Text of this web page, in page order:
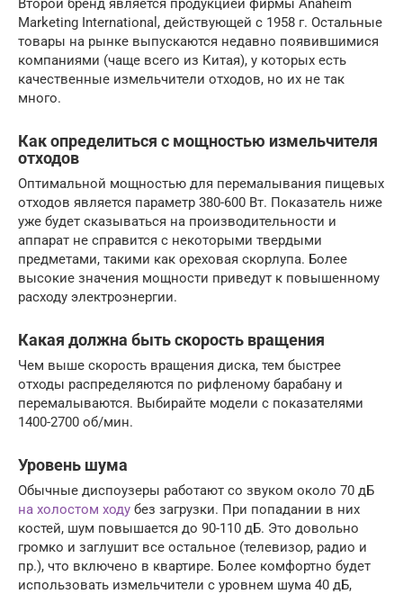
Marketing International, действующей с 1958 г. Остальные
товары на рынке выпускаются недавно появившимися
компаниями (чаще всего из Китая), у которых есть
качественные измельчители отходов, но их не так
много.
Как определиться с мощностью измельчителя
отходов
Оптимальной мощностью для перемалывания пищевых
отходов является параметр 380-600 Вт. Показатель ниже
уже будет сказываться на производительности и
аппарат не справится с некоторыми твердыми
предметами, такими как ореховая скорлупа. Более
высокие значения мощности приведут к повышенному
расходу электроэнергии.
Какая должна быть скорость вращения
Чем выше скорость вращения диска, тем быстрее
отходы распределяются по рифленому барабану и
перемалываются. Выбирайте модели с показателями
1400-2700 об/мин.
Уровень шума
Обычные диспоузеры работают со звуком около 70 дБ
на холостом ходу без загрузки. При попадании в них
костей, шум повышается до 90-110 дБ. Это довольно
громко и заглушит все остальное (телевизор, радио и
пр.), что включено в квартире. Более комфортно будет
использовать измельчители с уровнем шума 40 дБ,